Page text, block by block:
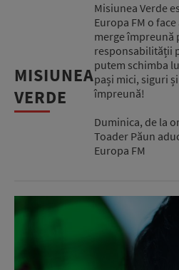
MISIUNEA
VERDE
Misiunea Verde
Europa FM o
merge împreună
responsabilității
putem schimba
pași mici, siguri
împreună!
Duminica, de la
Toader Păun
Europa FM
CONCURSURI
PODCAST
ASCULTĂ